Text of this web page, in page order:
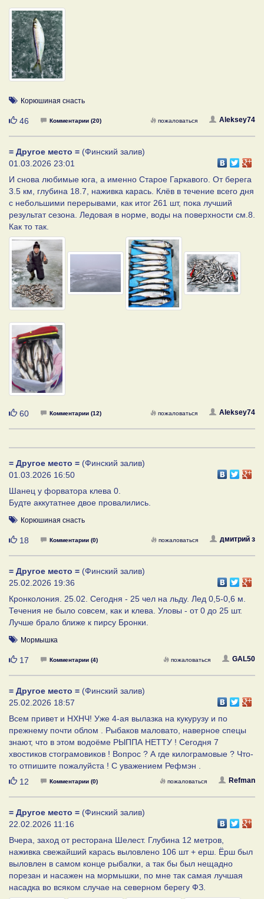
Корюшиная снасть
Нравится
46 Комментарии (20) Aleksey74
пожаловаться
= Другое место = (Финский залив)
01.03.2026 23:01
И снова любимые юга, а именно Старое Гаркавого. От берега
3.5 км, глубина 18.7, наживка карась. Клёв в течение всего дня
с небольшими перерывами, как итог 261 шт, пока лучший
результат сезона. Ледовая в норме, воды на поверхности см.8.
Как то так.
Нравится
60 Комментарии (12) Aleksey74
пожаловаться
= Другое место = (Финский залив)
01.03.2026 16:50
Шанец у форватора клева 0.
Будте аккутатнее двое провалились.
Корюшиная снасть
Нравится
18 Комментарии (0) дмитрий з
пожаловаться
= Другое место = (Финский залив)
25.02.2026 19:36
Кронколония. 25.02. Сегодня - 25 чел на льду. Лед 0,5-0,6 м.
Течения не было совсем, как и клева. Уловы - от 0 до 25 шт.
Лучше брало ближе к пирсу Бронки.
Мормышка
Нравится
17 Комментарии (4) GAL50
пожаловаться
= Другое место = (Финский залив)
25.02.2026 18:57
Всем привет и НХНЧ! Уже 4-ая вылазка на кукурузу и по
прежнему почти облом . Рыбаков маловато, наверное спецы
знают, что в этом водоёме РЫППА НЕТТУ ! Сегодня 7
хвостиков стограмовиков ! Вопрос ? А где килограмовые ? Что-
то отпишите пожалуйста ! С уважением Рефмэн .
Нравится
12 Комментарии (0) Refman
пожаловаться
= Другое место = (Финский залив)
22.02.2026 11:16
Вчера, заход от ресторана Шелест. Глубина 12 метров,
наживка свежайший карась выловлено 106 шт + ерш. Ёрш был
выловлен в самом конце рыбалки, а так бы был нещадно
порезан и насажен на мормышки, по мне так самая лучшая
насадка во всяком случае на северном берегу ФЗ.